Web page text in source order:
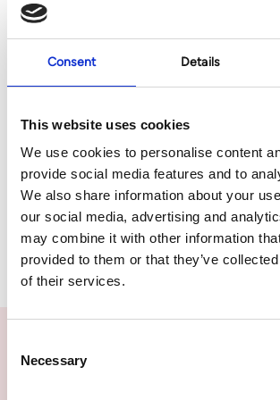
Consent Details
This website uses cookies
We use cookies to personalise content
provide social media features and to
We also share information about your
our social media, advertising and
may combine it with other information
provided to them or that they’ve
of their services.
Selection
Necessary
PDO-draden, zorgvuldig geplaatst onder de
Ervaar direct zichtbare resultaten met een
herstelperiode, zodat je jouw dagelijkse
hervatten. Of je nu de algehele jeugdigheid
herstellen, of specifieke gebieden zoals je
aanpakken, onze draadlift behandeling biedt
effectieve en duurzame oplossing.
Vragen over deze